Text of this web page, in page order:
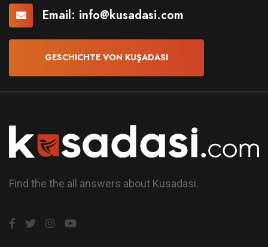
Email: info@kusadasi.com
GESCHICHTE VON KUŞADASI
Find the the all answers about Kusadasi.